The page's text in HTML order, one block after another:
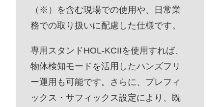
（※）を含む現場での使用や、日常業
務での取り扱いに配慮した仕様です。
専用スタンドHOL-KCIIを使用すれば、
物体検知モードを活用したハンズフリ
ー運用も可能です。さらに、プレフィ
ックス・サフィックス設定により、既